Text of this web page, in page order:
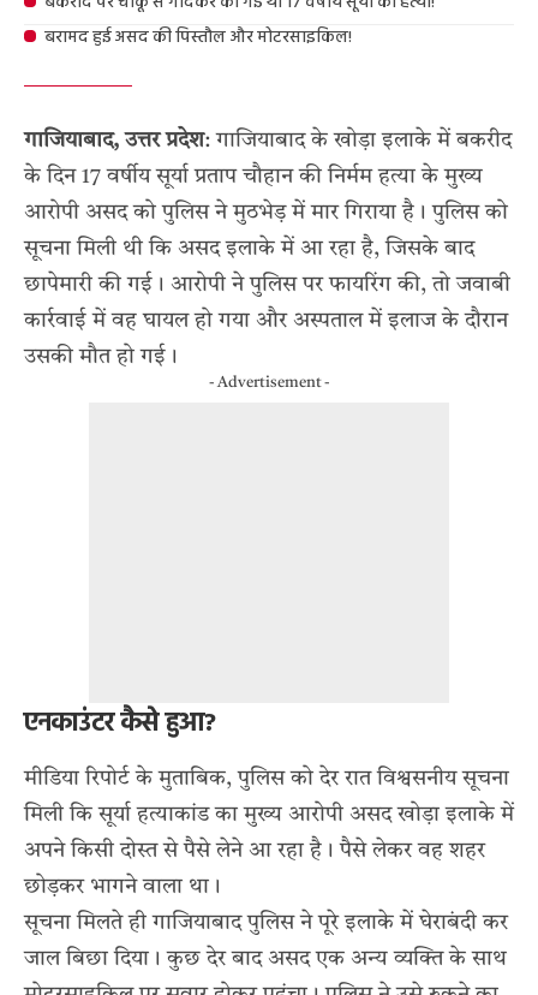
बरामद हुई असद की पिस्तौल और मोटरसाइकिल!
गाजियाबाद, उत्तर प्रदेश: गाजियाबाद के खोड़ा इलाके में बकरीद
के दिन 17 वर्षीय सूर्या प्रताप चौहान की निर्मम हत्या के मुख्य
आरोपी असद को पुलिस ने मुठभेड़ में मार गिराया है। पुलिस को
सूचना मिली थी कि असद इलाके में आ रहा है, जिसके बाद
छापेमारी की गई। आरोपी ने पुलिस पर फायरिंग की, तो जवाबी
कार्रवाई में वह घायल हो गया और अस्पताल में इलाज के दौरान
उसकी मौत हो गई।
- Advertisement -
एनकाउंटर कैसे हुआ?
मीडिया रिपोर्ट के मुताबिक, पुलिस को देर रात विश्वसनीय सूचना
मिली कि सूर्या हत्याकांड का मुख्य आरोपी असद खोड़ा इलाके में
अपने किसी दोस्त से पैसे लेने आ रहा है। पैसे लेकर वह शहर
छोड़कर भागने वाला था।
सूचना मिलते ही गाजियाबाद पुलिस ने पूरे इलाके में घेराबंदी कर
जाल बिछा दिया। कुछ देर बाद असद एक अन्य व्यक्ति के साथ